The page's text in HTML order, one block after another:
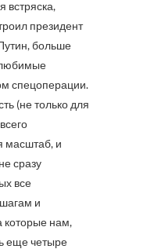
президент
больше
спецоперации.
(не только для
масштаб, и
сразу
все
и
которые нам,
еще четыре